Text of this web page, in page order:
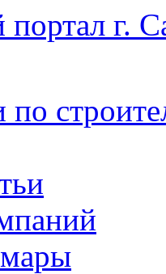
г.